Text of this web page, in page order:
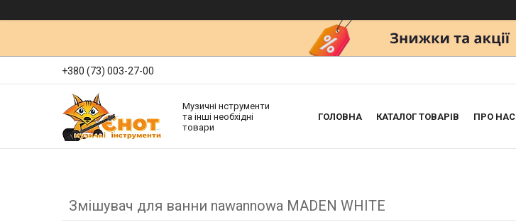
+380 (73) 003-27-00
Музичні нструменти
та інші необхідні
товари
ГОЛОВНА КАТАЛОГ ТОВАРІВ ПРО НАС
Змішувач для ванни nawannowa MADEN WHITE